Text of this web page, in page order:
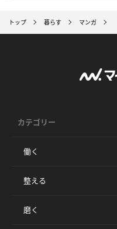
トップ 暮らす マンガ
カテゴリー
働く
整える
磨く